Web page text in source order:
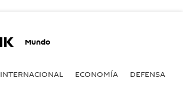
Mundo
INTERNACIONAL ECONOMÍA DEFENSA